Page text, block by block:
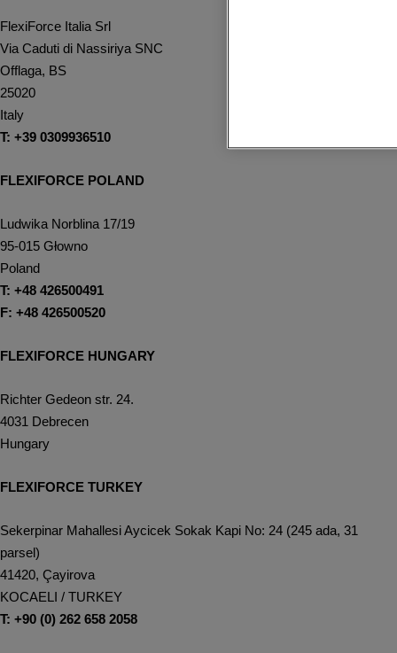
FlexiForce Italia Srl
Via Caduti di Nassiriya SNC
Offlaga, BS
25020
Italy
T: +39 0309936510
FLEXIFORCE POLAND
Ludwika Norblina 17/19
95-015 Głowno
Poland
T: +48 426500491
F: +48 426500520
FLEXIFORCE HUNGARY
Richter Gedeon str. 24.
4031 Debrecen
Hungary
FLEXIFORCE TURKEY
Sekerpinar Mahallesi Aycicek Sokak Kapi No: 24 (245 ada, 31
parsel)
41420, Çayirova
KOCAELI / TURKEY
T: +90 (0) 262 658 2058